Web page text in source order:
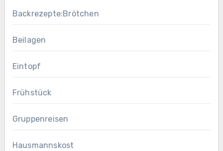
Backrezepte:Brötchen
Beilagen
Eintopf
Frühstück
Gruppenreisen
Hausmannskost